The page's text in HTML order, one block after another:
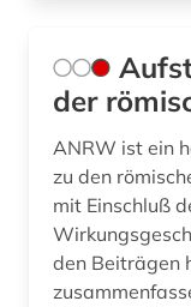
philologie (4)
der
ANRW ist ein
zu den
mit Einschluß
den Beiträgen